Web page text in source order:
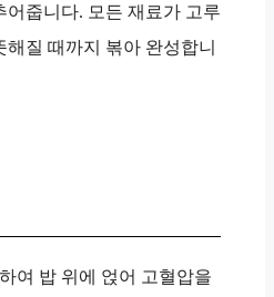
어줍니다. 모든 재료가 고루
해질 때까지 볶아 완성합니
여 밥 위에 얹어 고혈압을